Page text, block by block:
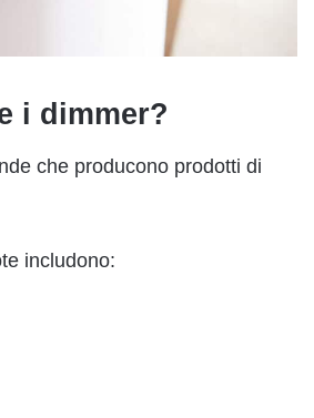
i dimmer?
che producono prodotti di
includono: